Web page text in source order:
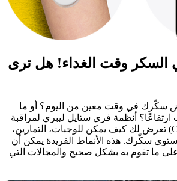
السكر وقت الغداء! هل ترى
سكّرك في وقت معين من اليوم؟ أو ما
أنظمة فري ستايل ليبري لمراقبة
السكر المستمرة (CGM) تعرض لك كيف يمكن للوجبات، التمارين،
سكّرك. هذه الأنماط الفريدة يمكن أن
ما تقوم به بشكل صحيح والمجالات التي